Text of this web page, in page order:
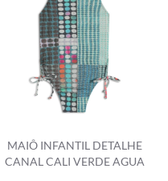
MAIÔ INFANTIL DETALHE
CANAL CALI VERDE AGUA